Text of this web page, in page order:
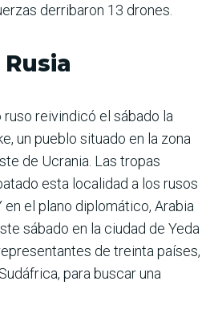
derribaron 13 drones.
reivindicó el sábado la
un pueblo situado en la zona
de Ucrania. Las tropas
esta localidad a los rusos
el plano diplomático, Arabia
sábado en la ciudad de Yeda
de treinta países,
para buscar una